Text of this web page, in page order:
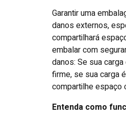
Garantir uma
danos externos,
compartilhará
embalar com
danos: Se sua
firme, se sua carga
compartilhe espaço
Entenda como